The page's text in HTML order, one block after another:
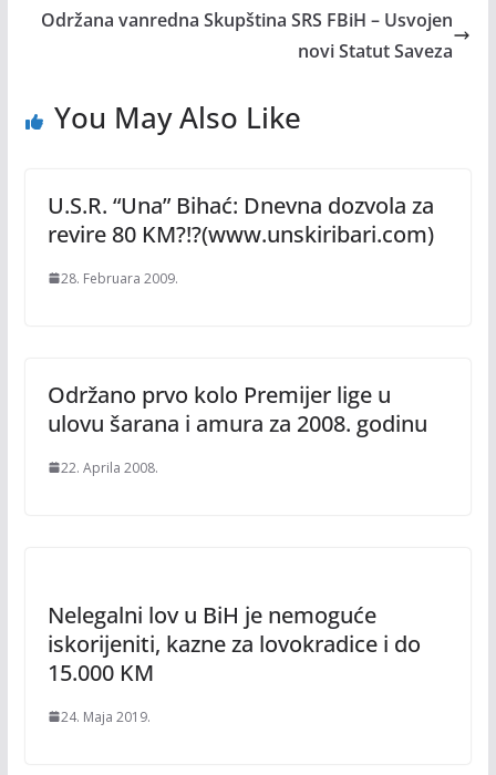
Održana vanredna Skupština SRS FBiH – Usvojen
novi Statut Saveza
You May Also Like
U.S.R. “Una” Bihać: Dnevna dozvola za
revire 80 KM?!?(www.unskiribari.com)
28. Februara 2009.
Održano prvo kolo Premijer lige u
ulovu šarana i amura za 2008. godinu
22. Aprila 2008.
Nelegalni lov u BiH je nemoguće
iskorijeniti, kazne za lovokradice i do
15.000 KM
24. Maja 2019.